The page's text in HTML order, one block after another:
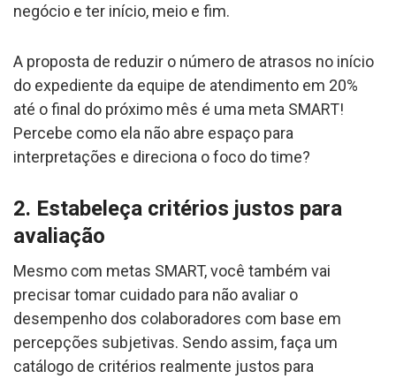
negócio e ter início, meio e fim.
A proposta de reduzir o número de atrasos no início
do expediente da equipe de atendimento em 20%
até o final do próximo mês é uma meta SMART!
Percebe como ela não abre espaço para
interpretações e direciona o foco do time?
2. Estabeleça critérios justos para
avaliação
Mesmo com metas SMART, você também vai
precisar tomar cuidado para não avaliar o
desempenho dos colaboradores com base em
percepções subjetivas. Sendo assim, faça um
catálogo de critérios realmente justos para